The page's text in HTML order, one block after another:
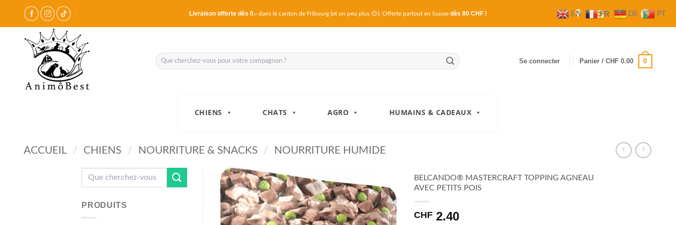
contenu
Livraison offerte dès 0.- dans le canton de Fribourg (et un peu plus 😊). Offerte partout en Suisse dès 80 CHF !
Recherche
pour :
Se connecter Panier / CHF0.00 0
CHIENS CHATS AGRO HUMAINS & CADEAUX
ACCUEIL / CHIENS / NOURRITURE & SNACKS / NOURRITURE HUMIDE
pour :
PRODUITS
BELCANDO® MASTERCRAFT TOPPING AGNEAU
AVEC PETITS POIS
CHF2.40
EN FR DE PT